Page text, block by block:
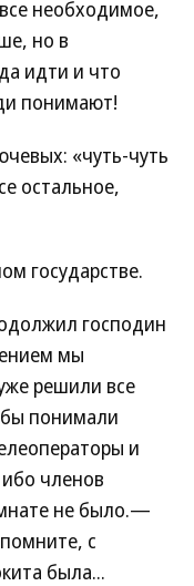
необходимое,
но в
идти и что
понимают!
«чуть-чуть
остальное,
государстве.
господин
мы
решили все
понимали
и
членов
не было.—
с
была...